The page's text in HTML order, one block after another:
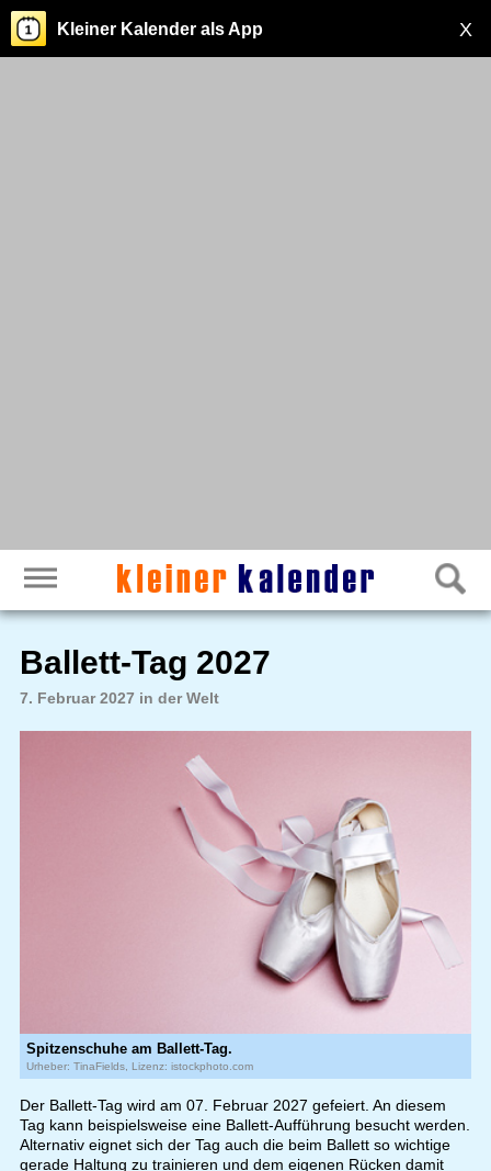
X
Kleiner Kalender als App
Ballett-Tag 2027
7. Februar 2027 in der Welt
Spitzenschuhe am Ballett-Tag.
Urheber: TinaFields, Lizenz: istockphoto.com
Der Ballett-Tag wird am 07. Februar 2027 gefeiert. An diesem
Tag kann beispielsweise eine Ballett-Aufführung besucht werden.
Alternativ eignet sich der Tag auch die beim Ballett so wichtige
gerade Haltung zu trainieren und dem eigenen Rücken damit